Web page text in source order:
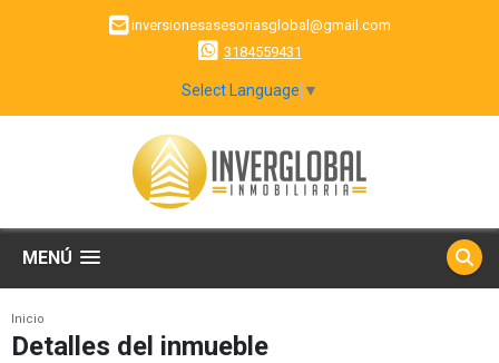
inversionesasesoriasglobal@gmail.com
3184559431
Select Language ▼
MENÚ
Inicio
Detalles del inmueble